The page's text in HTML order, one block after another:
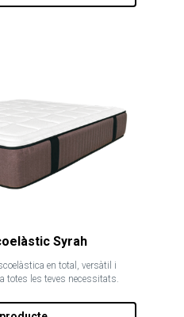
Syrah
en total, versàtil i
totes les teves necessitats.